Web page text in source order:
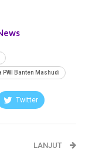
PWI Banten Mashudi
Twitter
LANJUT